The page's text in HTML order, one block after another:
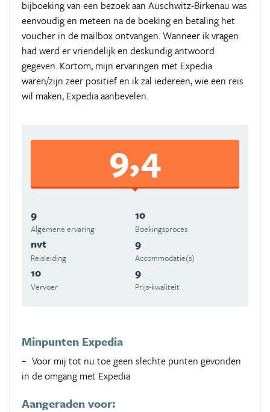
bijboeking van een bezoek aan Auschwitz-Birkenau was
eenvoudig en meteen na de boeking en betaling het
voucher in de mailbox ontvangen. Wanneer ik vragen
had werd er vriendelijk en deskundig antwoord
gegeven. Kortom, mijn ervaringen met Expedia
waren/zijn zeer positief en ik zal iedereen, wie een reis
wil maken, Expedia aanbevelen.
9,4
9
Algemene ervaring
10
Boekingsproces
nvt
Reisleiding
9
Accommodatie(s)
10
Vervoer
9
Prijs-kwaliteit
Minpunten Expedia
Voor mij tot nu toe geen slechte punten gevonden
in de omgang met Expedia
Aangeraden voor: